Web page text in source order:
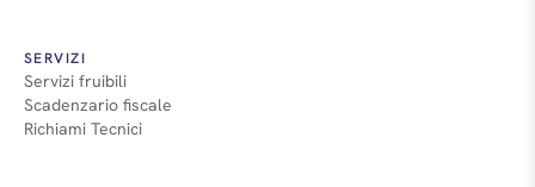
SERVIZI
Servizi fruibili
Scadenzario fiscale
Richiami Tecnici